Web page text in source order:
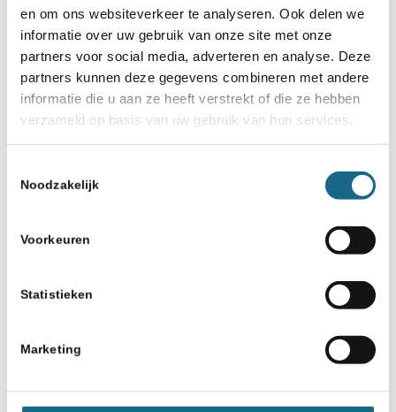
en om ons websiteverkeer te analyseren. Ook delen we
informatie over uw gebruik van onze site met onze
partners voor social media, adverteren en analyse. Deze
partners kunnen deze gegevens combineren met andere
informatie die u aan ze heeft verstrekt of die ze hebben
verzameld op basis van uw gebruik van hun services.
Noodzakelijk
Voorkeuren
Statistieken
Marketing